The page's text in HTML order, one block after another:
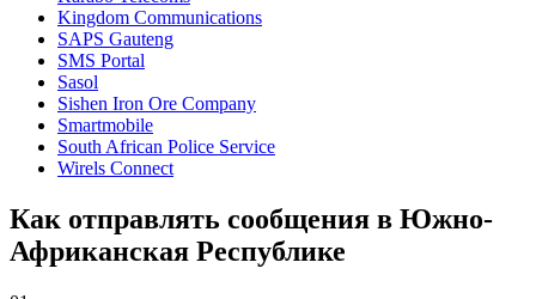
Kingdom Communications
SAPS Gauteng
SMS Portal
Sasol
Sishen Iron Ore Company
Smartmobile
South African Police Service
Wirels Connect
Как отправлять сообщения в Южно-
Африканская Республике